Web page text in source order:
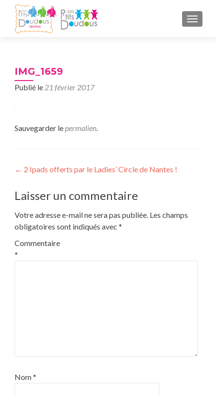
IMG_1659
Publié le 21 février 2017
Sauvegarder lepermalien.
Navigation
de
l’article
← 2 Ipads offerts par le Ladies’ Circle de Nantes !
Laisser un commentaire
Votre adresse e-mail ne sera pas publiée. Les champs
obligatoires sont indiqués avec *
Commentaire
*
Nom*